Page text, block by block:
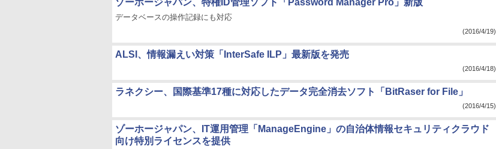
ゾーホージャパン、特権ID管理ソフト「Password Manager Pro」新版
データベースの操作記録にも対応
(2016/4/19)
ALSI、情報漏えい対策「InterSafe ILP」最新版を発売
(2016/4/18)
ラネクシー、国際基準17種に対応したデータ完全消去ソフト「BitRaser for File」
(2016/4/15)
ゾーホージャパン、IT運用管理「ManageEngine」の自治体情報セキュリティクラウド
向け特別ライセンスを提供